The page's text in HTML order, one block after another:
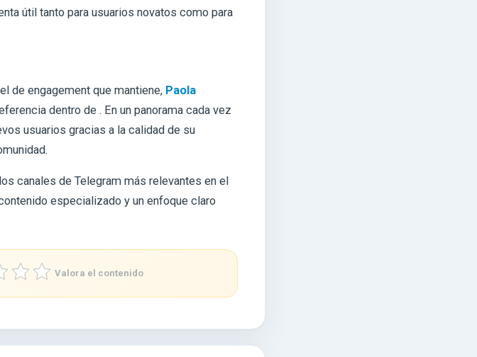
útil tanto para usuarios novatos como para
de engagement que mantiene, Paola
dentro de . En un panorama cada vez
usuarios gracias a la calidad de su
canales de Telegram más relevantes en el
especializado y un enfoque claro
Valora el contenido